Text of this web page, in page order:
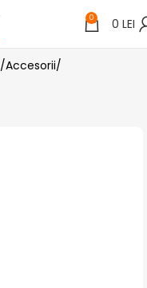
0 0 LEI
Accesorii